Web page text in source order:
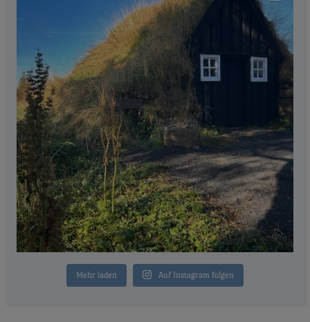
Mehr laden Auf Instagram folgen